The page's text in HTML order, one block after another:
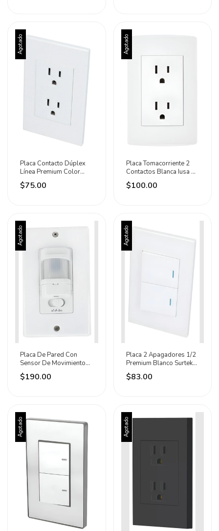
Agotado
Placa Contacto Dúplex
Línea Premium Color
Blanco Surtek Blanco
$75.00
Agotado
Placa Tomacorriente 2
Contactos Blanca Iusa 15
A 127v Blanco
$100.00
Agotado
Placa De Pared Con
Sensor De Movimiento
Marca Sanelec Blanco
$190.00
Agotado
Placa 2 Apagadores 1/2
Premium Blanco Surtek
127v Blanco
$83.00
Agotado Agotado